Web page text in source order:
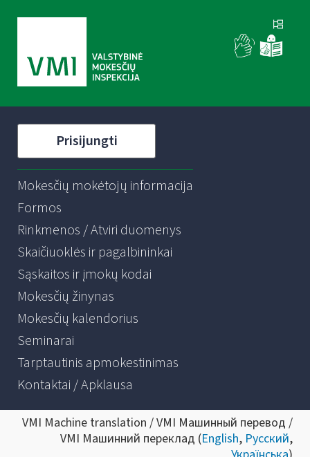
Prisijungti
Mokesčių mokėtojų informacija
Formos
Rinkmenos / Atviri duomenys
Skaičiuoklės ir pagalbininkai
Sąskaitos ir įmokų kodai
Mokesčių žinynas
Mokesčių kalendorius
Seminarai
Tarptautinis apmokestinimas
Kontaktai / Apklausa
VMI Machine translation / VMI Машинный перевод /
VMI Машинний переклад (English, Русский,